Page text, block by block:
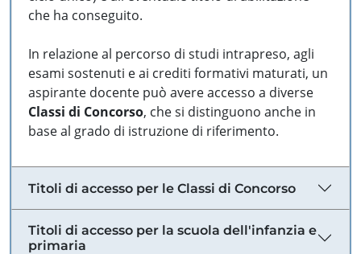
che ha conseguito.
In relazione al percorso di studi intrapreso, agli
esami sostenuti e ai crediti formativi maturati, un
aspirante docente può avere accesso a diverse
Classi di Concorso, che si distinguono anche in
base al grado di istruzione di riferimento.
Titoli di accesso per le Classi di Concorso
Titoli di accesso per la scuola dell'infanzia e
primaria